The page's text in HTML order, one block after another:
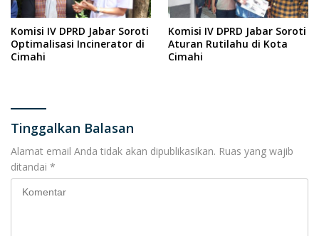
Komisi IV DPRD Jabar Soroti
Optimalisasi Incinerator di
Cimahi
Komisi IV DPRD Jabar Soroti
Aturan Rutilahu di Kota
Cimahi
Tinggalkan Balasan
Alamat email Anda tidak akan dipublikasikan. Ruas yang wajib
ditandai *